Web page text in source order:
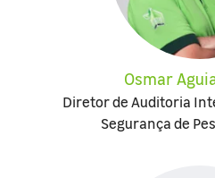
Osmar
Diretor de Auditoria
Segurança de